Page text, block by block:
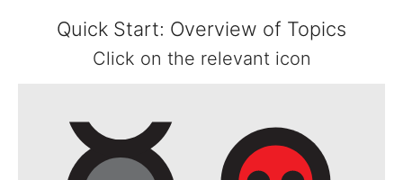
Quick Start: Overview of Topics
Click on the relevant icon